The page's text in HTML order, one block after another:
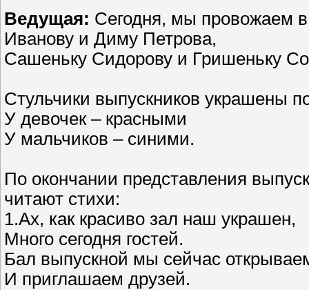
Ведущая: Сегодня, мы провожаем
Иванову и Диму Петрова,
Сашеньку Сидорову и Гришеньку
Стульчики выпускников украшены
У девочек – красными
У мальчиков – синими.
По окончании представления
читают стихи:
1.Ах, как красиво зал наш украшен,
Много сегодня гостей.
Бал выпускной мы сейчас
И приглашаем друзей.